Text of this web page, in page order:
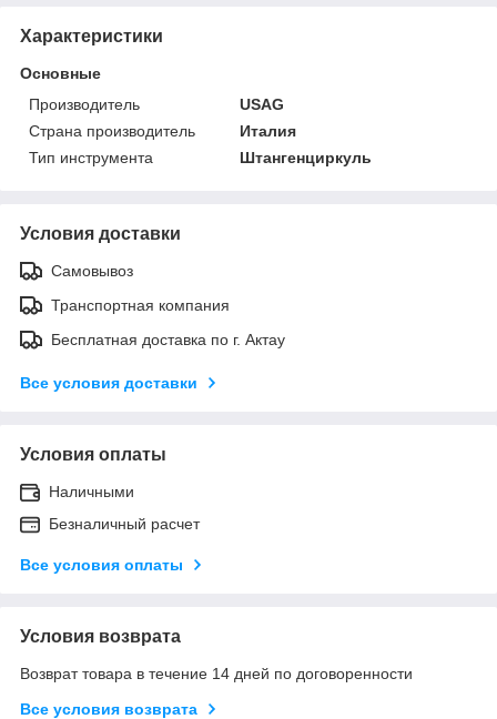
Характеристики
Основные
Производитель
USAG
Страна производитель
Италия
Тип инструмента
Штангенциркуль
Условия доставки
Самовывоз
Транспортная компания
Бесплатная доставка по г. Актау
Все условия доставки
Условия оплаты
Наличными
Безналичный расчет
Все условия оплаты
Условия возврата
Возврат товара в течение 14 дней по договоренности
Все условия возврата